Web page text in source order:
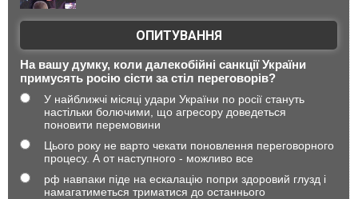
ОПИТУВАННЯ
На вашу думку, коли далекобійні санкції України
примусять росію сісти за стіл переговорів?
У найближчі місяці удари України по росії стануть
настільки болючими, що агресору доведеться
поновити перемовини
Цього року не варто чекати поновлення переговорного
процесу. А от наступного - можливо все
рф навпаки піде на ескалацію попри здоровий глузд і
намагатиметься триматися до останнього